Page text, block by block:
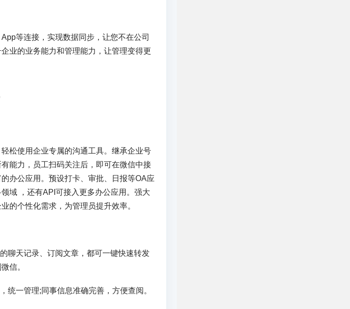
等连接，实现数据同步，让您不在公司
业的业务能力和管理能力，让管理变得更
使用企业专属的沟通工具。继承企业号
能力，员工扫码关注后，即可在微信中接
办公应用。预设打卡、审批、日报等OA应
域 ，还有API可接入更多办公应用。强大
的个性化需求，为管理员提升效率。
天记录、订阅文章，都可一键快速转发
信。
一管理;同事信息准确完善，方便查阅。